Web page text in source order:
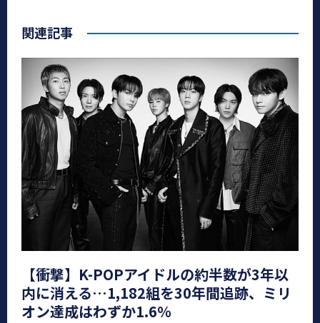
関連記事
【衝撃】K-POPアイドルの約半数が3年以
内に消える…1,182組を30年間追跡、ミリ
オン達成はわずか1.6％